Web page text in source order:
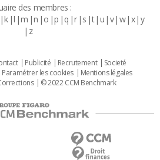
des membres :
k l m n o p q r s t u v w x y
z
Publicité Recrutement
Societé
Paramétrer les cookies
Mentions légales
© 2022 CCM Benchmark